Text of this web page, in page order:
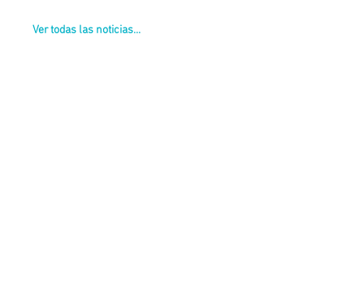
Ver todas las noticias...